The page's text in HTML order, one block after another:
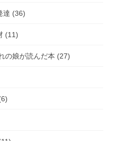
達 (36)
(11)
の娘が読んだ本 (27)